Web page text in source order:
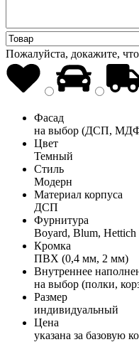
Пожалуйста, докажите,
Фасад
на выбор (ДСП,
Цвет
Темный
Стиль
Модерн
Материал корпуса
ДСП
Фурнитура
Boyard, Blum, Hettich
Кромка
ПВХ (0,4 мм, 2 мм)
Внутреннее
на выбор (полки,
Размер
индивидуальный
Цена
указана за базовую